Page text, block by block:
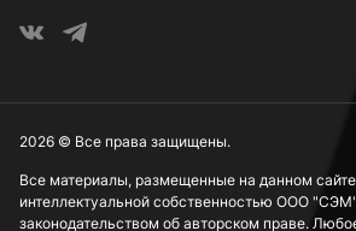
Все материалы, размещенные на данном
интеллектуальной собственностью ООО
законодательством об авторском праве.
2026 © Все права защищены.